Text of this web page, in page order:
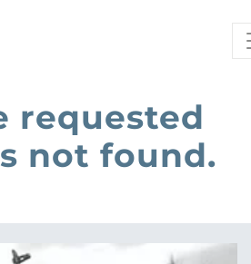
requested
not found.